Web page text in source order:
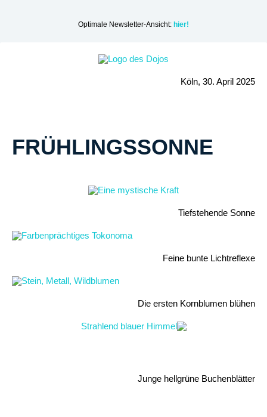
Optimale Newsletter-Ansicht: hier!
Köln, 30. April 2025
FRÜHLINGSSONNE
Tiefstehende Sonne
Feine bunte Lichtreflexe
Die ersten Kornblumen blühen
Junge hellgrüne Buchenblätter